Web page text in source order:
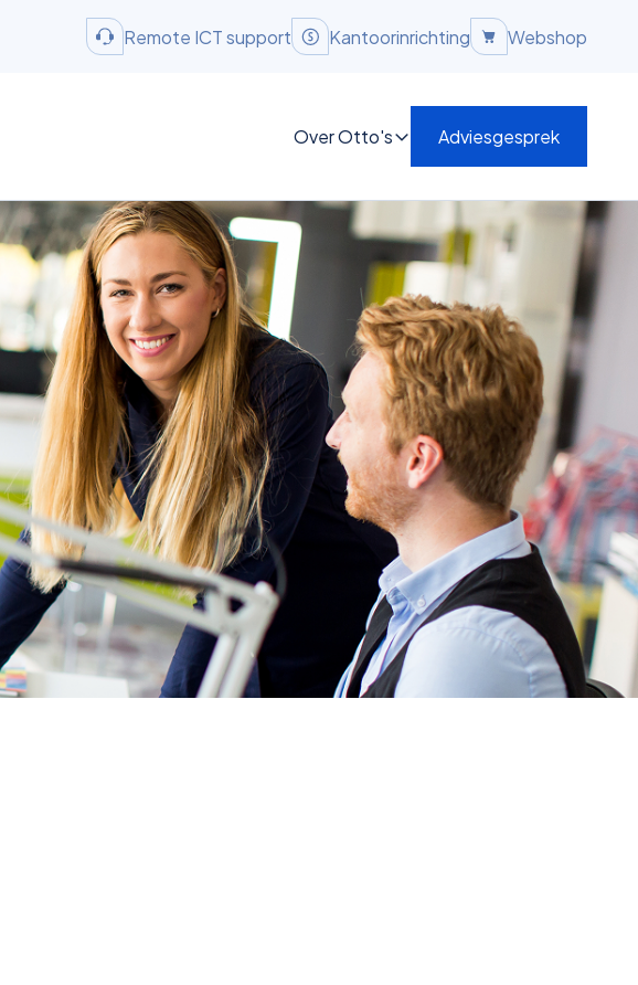
Remote ICT support Kantoorinrichting Webshop
Over Otto's Adviesgesprek